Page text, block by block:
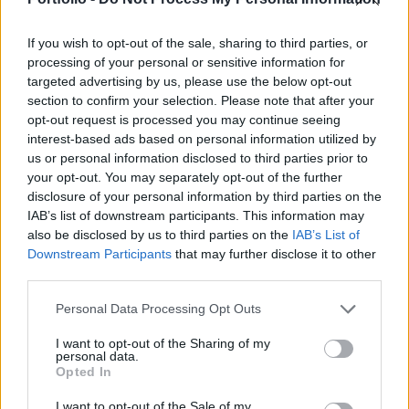
If you wish to opt-out of the sale, sharing to third parties, or
processing of your personal or sensitive information for
targeted advertising by us, please use the below opt-out
section to confirm your selection. Please note that after your
opt-out request is processed you may continue seeing
interest-based ads based on personal information utilized by
us or personal information disclosed to third parties prior to
your opt-out. You may separately opt-out of the further
disclosure of your personal information by third parties on the
IAB’s list of downstream participants. This information may
also be disclosed by us to third parties on the IAB’s List of
Downstream Participants that may further disclose it to other
Personal Data Processing Opt Outs
I want to opt-out of the Sharing of my
personal data.
Opted In
I want to opt-out of the Sale of my
Partners szállt be a cégbe 14 millió dollárral. A
ritkaságszámba menő tranzakció kapcsán Árvai
Péterrel beszélgettünk, aki a cég vezérigazgatója
és társalapítója. A cég igazi újítása, hogy a
hagyományos prezentációs technikával szakít, a
térben mozgó előadás pedig a felhasználók
számára egy teljesen új élményt ad, a korábbi
lapozáson alapuló korlátok ugyanis megszűnnek.
A vezérigazgató szerint a fő céljuk, hogy minél
több végfelhasználóhoz jutassák el a Prezit, az
üzleti modellt igazolja, hogy csak 2011-ben 6
millió felhasználóval bővült a regisztráltak köre,
szerint a jövő az érintőképernyős technológiáé,
éppen ezért nagy hangsúlyt fektetnek a
folyamatos termék-fejlesztésre, illetve arra, hogy